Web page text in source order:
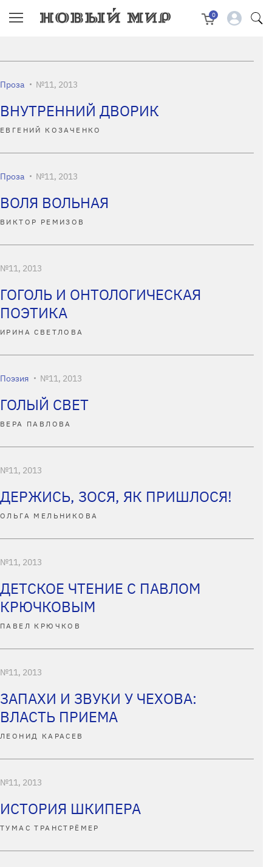
0
Проза №11, 2013
ВНУТРЕННИЙ ДВОРИК
ЕВГЕНИЙ КОЗАЧЕНКО
Проза №11, 2013
ВОЛЯ ВОЛЬНАЯ
ВИКТОР РЕМИЗОВ
№11, 2013
ГОГОЛЬ И ОНТОЛОГИЧЕСКАЯ
ПОЭТИКА
ИРИНА СВЕТЛОВА
Поэзия №11, 2013
ГОЛЫЙ СВЕТ
ВЕРА ПАВЛОВА
№11, 2013
ДЕРЖИСЬ, ЗОСЯ, ЯК ПРИШЛОСЯ!
ОЛЬГА МЕЛЬНИКОВА
№11, 2013
ДЕТСКОЕ ЧТЕНИЕ С ПАВЛОМ
КРЮЧКОВЫМ
ПАВЕЛ КРЮЧКОВ
№11, 2013
ЗАПАХИ И ЗВУКИ У ЧЕХОВА:
ВЛАСТЬ ПРИЕМА
ЛЕОНИД КАРАСЕВ
№11, 2013
ИСТОРИЯ ШКИПЕРА
ТУМАС ТРАНСТРЁМЕР